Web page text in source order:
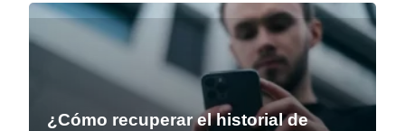
¿Cómo recuperar el historial de